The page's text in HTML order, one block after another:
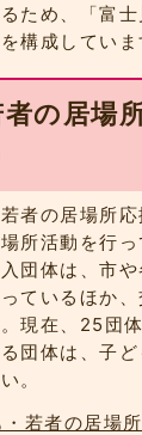
ため、「富
構成していま
の居場
者の居場所
所活動を行
団体は、市
ているほか
現在、25団
団体は、子
。
若者の居場